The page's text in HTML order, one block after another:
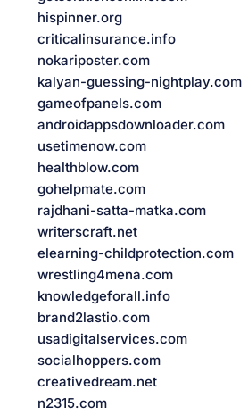
hispinner.org
criticalinsurance.info
nokariposter.com
kalyan-guessing-nightplay.com
gameofpanels.com
androidappsdownloader.com
usetimenow.com
healthblow.com
gohelpmate.com
rajdhani-satta-matka.com
writerscraft.net
elearning-childprotection.com
wrestling4mena.com
knowledgeforall.info
brand2lastio.com
usadigitalservices.com
socialhoppers.com
creativedream.net
n2315.com